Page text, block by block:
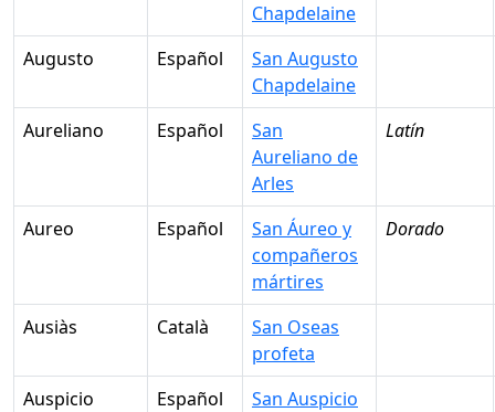
Chapdelaine
Augusto
Español
San Augusto
Chapdelaine
Aureliano
Español
San
Aureliano de
Arles
Latín
Aureo Español
San Áureo y
compañeros
mártires
Dorado
Ausiàs Català
San Oseas
profeta
Auspicio
Español
San Auspicio